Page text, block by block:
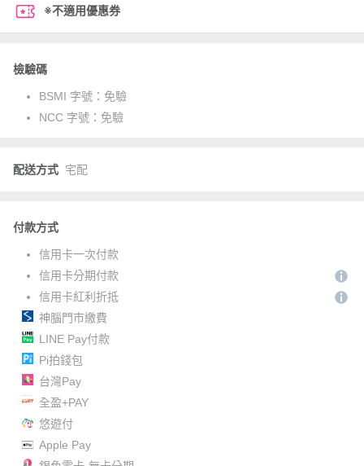
※不適用優惠券
檢驗碼
BSMI 字號： 免驗
NCC 字號： 免驗
配送方式 宅配
付款方式
信用卡一次付款
信用卡分期付款
信用卡紅利折抵
神腦門市繳費
LINE Pay付款
Pi拍錢包
台灣Pay
全盈+PAY
悠遊付
Apple Pay